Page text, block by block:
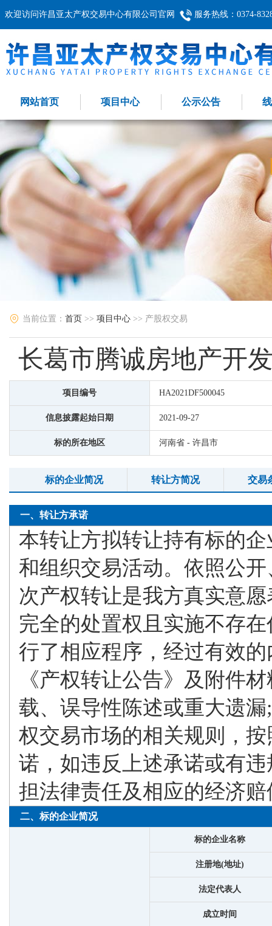
欢迎访问许昌亚太产权交易中心有限公司官网 服务热线：0374-
网站首页 项目中心 公示公告
当前位置： 首页 >> 项目中心 >> 产股权交易
长葛市腾诚房地产开
项目编号 HA2021DF500045
信息披露起始日期 2021-09-27
标的所在地区 河南省 - 许昌市
标的企业简况 转让方简况 交易
一、转让方承诺
本转让方拟转让持有标的
和组织交易活动。依照公
次产权转让是我方真实意
完全的处置权且实施不存
行了相应程序，经过有效
《产权转让公告》及附件
载、误导性陈述或重大遗
权交易市场的相关规则，
诺，如违反上述承诺或有
担法律责任及相应的经济
二、标的企业简况
标的企业名称
注册地(地址)
法定代表人
成立时间